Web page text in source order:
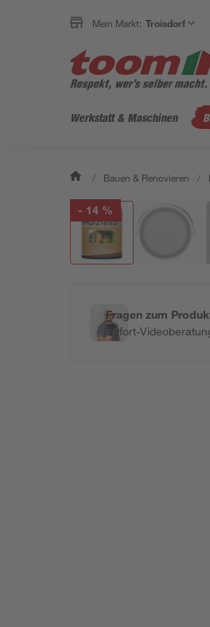
Mein Markt: Troisdorf
Werkstatt & Maschinen
/ Bauen & Renovieren /
- 14 %
Fragen zum
Sofort-